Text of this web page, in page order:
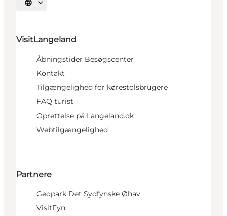
Vælg sprog
VisitLangeland
Åbningstider Besøgscenter
Kontakt
Tilgængelighed for kørestolsbrugere
FAQ turist
Oprettelse på Langeland.dk
Webtilgængelighed
Partnere
Geopark Det Sydfynske Øhav
VisitFyn